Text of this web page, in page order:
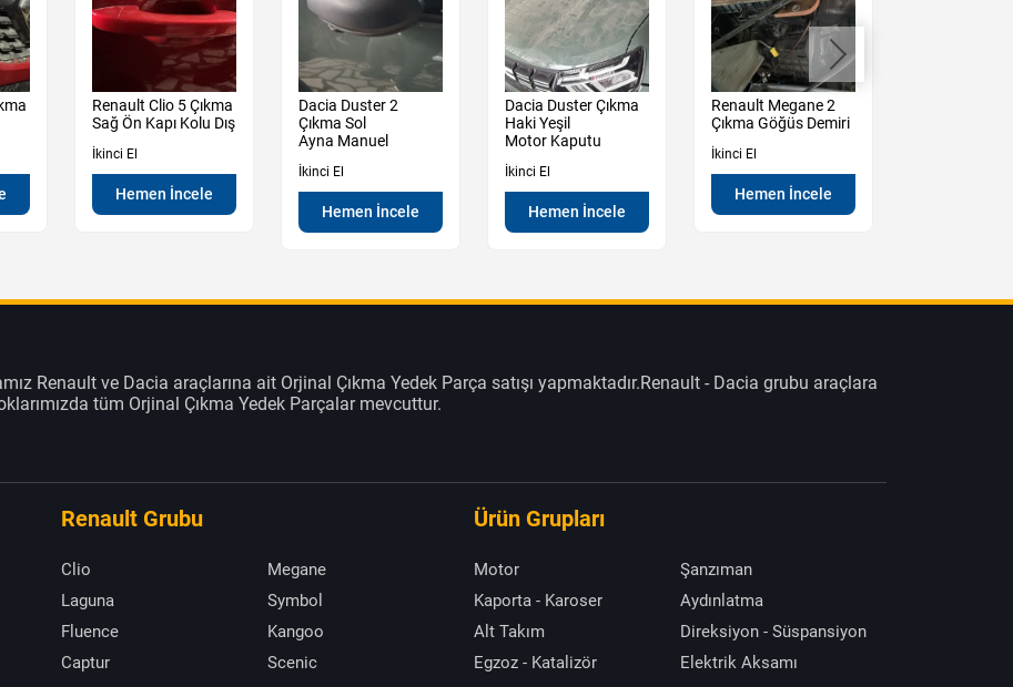
Renault Clio 5 Çıkma
Sağ Ön Kapı Kolu Dış
İkinci El
Hemen İncele
Dacia Duster 2
Çıkma Sol
Ayna Manuel
İkinci El
Hemen İncele
Dacia Duster Çıkma
Haki Yeşil
Motor Kaputu
İkinci El
Hemen İncele
Renault Megane 2
Çıkma Göğüs Demiri
İkinci El
Hemen İncele
Renault ve Dacia araçlarına ait Orjinal Çıkma Yedek Parça satışı yapmaktadır.Renault - Dacia grubu araçlara
tüm Orjinal Çıkma Yedek Parçalar mevcuttur.
Renault Grubu
Clio
Megane
Laguna
Symbol
Fluence
Kangoo
Captur
Scenic
Ürün Grupları
Motor
Şanzıman
Kaporta - Karoser
Aydınlatma
Alt Takım
Direksiyon - Süspansiyon
Egzoz - Katalizör
Elektrik Aksamı